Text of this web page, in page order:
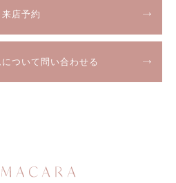
来店予約
ついて問い合わせる